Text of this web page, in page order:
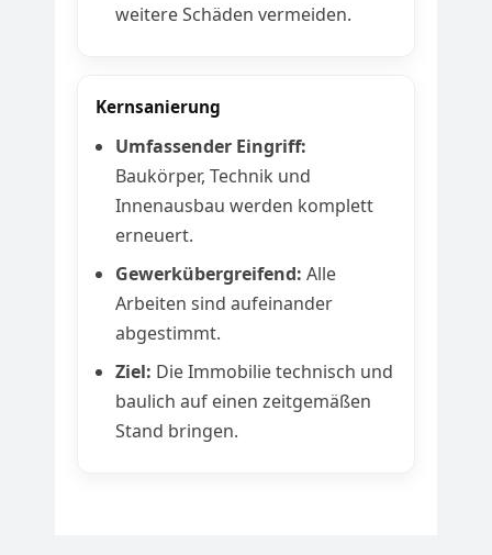
weitere Schäden vermeiden.
Kernsanierung
Umfassender Eingriff:
Baukörper, Technik und
Innenausbau werden komplett
erneuert.
Gewerkübergreifend: Alle
Arbeiten sind aufeinander
abgestimmt.
Ziel: Die Immobilie technisch und
baulich auf einen zeitgemäßen
Stand bringen.